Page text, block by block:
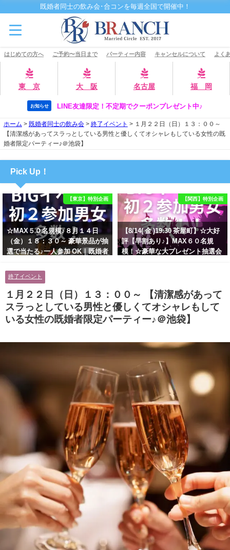
既婚者同士の飲み会･合コンを毎週全国で開催中！
はじめての方へ ご予約〜当日まで パーティー内容 キャンセルについて よく
東 京 大 阪 名古屋 福 岡
お知らせ LINE友達限定！不定期でクーポンプレゼント中♪
ホーム > 既婚者同士の飲み会> 終了イベント > １月２２日（日）１３：００～
【清潔感があってスラっとしている男性と優しくてオシャレもしている女性の既
婚者限定パーティー♪＠池袋】
Pick Up！
【東京】特別企画
☆MAX５０名規模♪８月１４日
（金）１８：３０～ 豪華景品が抽
選で当たる♪一人参加 OK｜既婚者
に余裕のある健康的なオシャレ男
性と美容好きで優しさのある大人
女性の既婚者限定ビッグパーティ
ー♪＠池袋】
【関西】特別企画
【8/14( 金 )19:30 茶屋町】☆大好
評【早割あり♪】MAX６０名規
模！☆豪華な大プレゼント抽選会
ティー♪＠茶屋町】
終了イベント
１月２２日（日）１３：００～ 【清潔感があって
スラっとしている男性と優しくてオシャレもして
いる女性の既婚者限定パーティー♪＠池袋】